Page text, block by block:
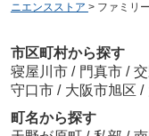
ニエンスストア > ファミリ
市区町村から探す
寝屋川市 / 門真市 /
守口市 / 大阪市旭区 /
町名から探す